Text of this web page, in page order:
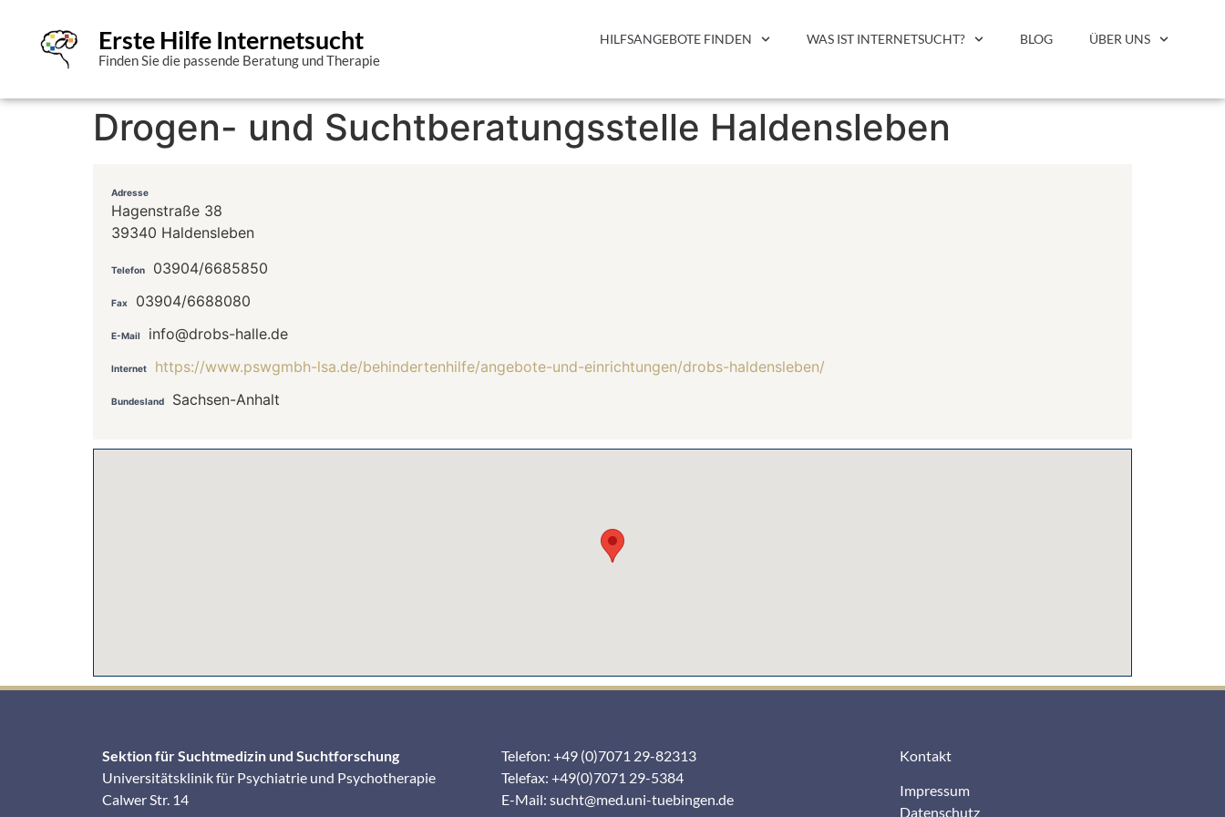
Erste Hilfe Internetsucht
Finden Sie die passende Beratung und Therapie
HILFSANGEBOTE FINDEN WAS IST INTERNETSUCHT? BLOG ÜBER UNS
Drogen- und Suchtberatungsstelle Haldensleben
Adresse
Hagenstraße 38
39340 Haldensleben
Telefon 03904/6685850
Fax 03904/6688080
E-Mail info@drobs-halle.de
Internet https://www.pswgmbh-lsa.de/behindertenhilfe/angebote-und-einrichtungen/drobs-haldensleben/
Bundesland Sachsen-Anhalt
Sektion für Suchtmedizin und Suchtforschung
Universitätsklinik für Psychiatrie und Psychotherapie
Calwer Str. 14
Telefon: +49 (0)7071 29-82313
Telefax: +49(0)7071 29-5384
E-Mail: sucht@med.uni-tuebingen.de
Kontakt
Impressum
Datenschutz